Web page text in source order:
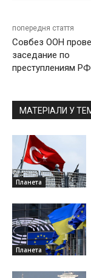
попередня стаття
Совбез ООН
заседание по
преступлениям РФ
МАТЕРІАЛИ У
Планета
Планета